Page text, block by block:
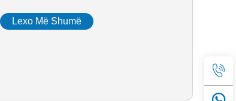
Lexo Më Shumë